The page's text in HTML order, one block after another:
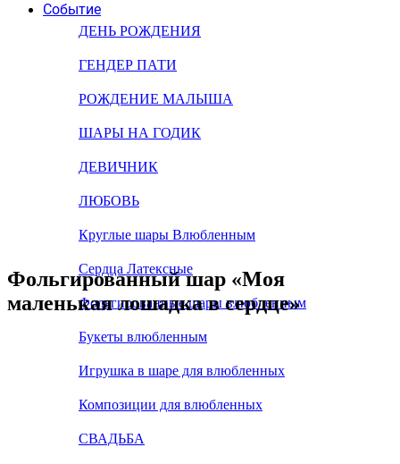
Событие
ДЕНЬ РОЖДЕНИЯ
ГЕНДЕР ПАТИ
РОЖДЕНИЕ МАЛЫША
ШАРЫ НА ГОДИК
ДЕВИЧНИК
ЛЮБОВЬ
Круглые шары Влюбленным
Сердца Латексные
Фольгированные шары влюбленным
Букеты влюбленным
Игрушка в шаре для влюбленных
Композиции для влюбленных
СВАДЬБА
Фольгированный шар «Моя
маленькая лошадка в сердце»